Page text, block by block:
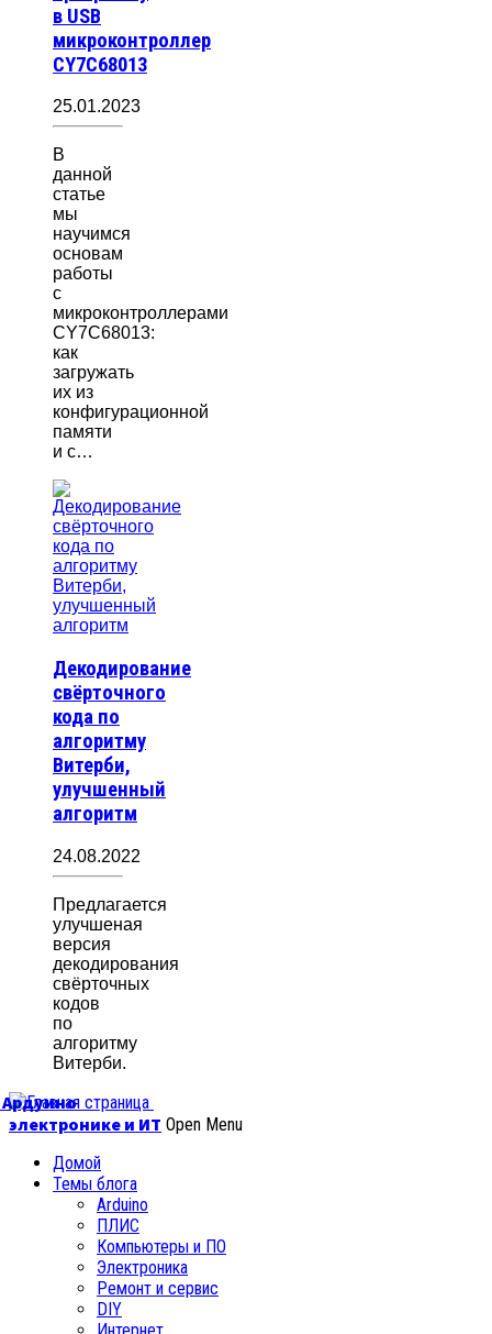
в USB
микроконтроллер
CY7C68013
25.01.2023
В
данной
статье
мы
научимся
основам
работы
с
микроконтроллерами
CY7C68013:
как
загружать
их из
конфигурационной
памяти
и с…
Декодирование
свёрточного
кода по
алгоритму
Витерби,
улучшенный
алгоритм
24.08.2022
Предлагается
улучшеная
версия
декодирования
свёрточных
кодов
по
алгоритму
Витерби.
Ардуино
электронике и ИТ Open Menu
Домой
Темы блога
Arduino
ПЛИС
Компьютеры и ПО
Электроника
Ремонт и сервис
DIY